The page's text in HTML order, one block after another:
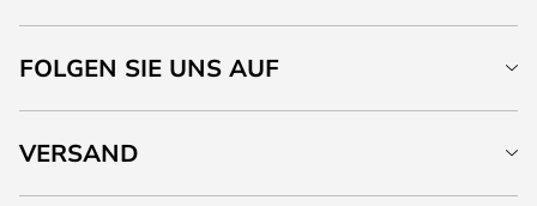
FOLGEN SIE UNS AUF
VERSAND